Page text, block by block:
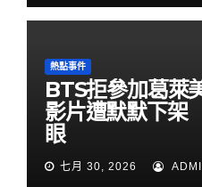
熱點事件
BTS拒參加葛萊
影片遭默默下
眼
七月 30, 2026